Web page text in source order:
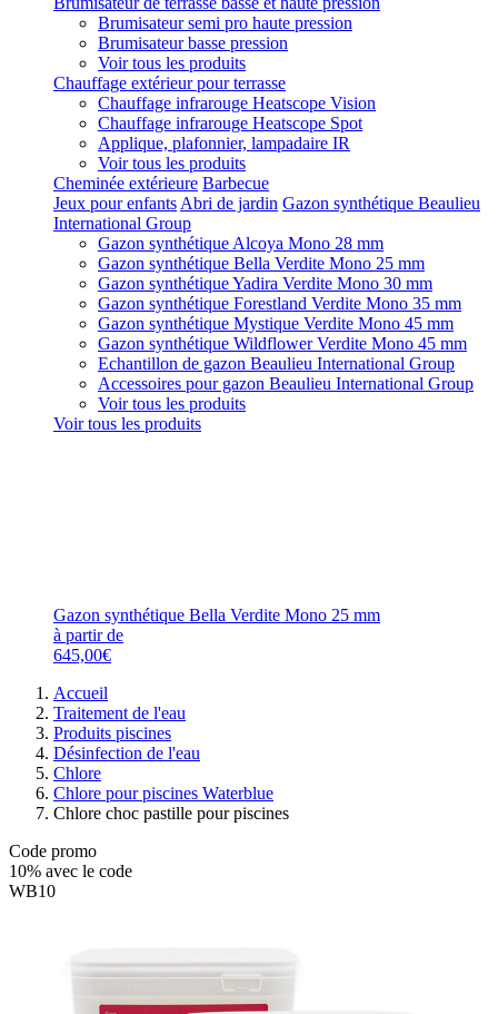
Brumisateur semi pro haute pression
Brumisateur basse pression
Voir tous les produits
Chauffage extérieur pour terrasse
Chauffage infrarouge Heatscope Vision
Chauffage infrarouge Heatscope Spot
Applique, plafonnier, lampadaire IR
Voir tous les produits
Cheminée extérieure Barbecue
Jeux pour enfants Abri de jardin Gazon synthétique Beaulieu
International Group
Gazon synthétique Alcoya Mono 28 mm
Gazon synthétique Bella Verdite Mono 25 mm
Gazon synthétique Yadira Verdite Mono 30 mm
Gazon synthétique Forestland Verdite Mono 35 mm
Gazon synthétique Mystique Verdite Mono 45 mm
Gazon synthétique Wildflower Verdite Mono 45 mm
Echantillon de gazon Beaulieu International Group
Accessoires pour gazon Beaulieu International Group
Voir tous les produits
Voir tous les produits
Gazon synthétique Bella Verdite Mono 25 mm
à partir de
645,00€
Accueil
Traitement de l'eau
Produits piscines
Désinfection de l'eau
Chlore
Chlore pour piscines Waterblue
Chlore choc pastille pour piscines
Code promo
10% avec le code
WB10